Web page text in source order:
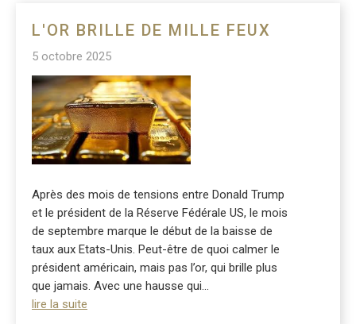
L'OR BRILLE DE MILLE FEUX
5 octobre 2025
Après des mois de tensions entre Donald Trump
et le président de la Réserve Fédérale US, le mois
de septembre marque le début de la baisse de
taux aux Etats-Unis. Peut-être de quoi calmer le
président américain, mais pas l’or, qui brille plus
que jamais. Avec une hausse qui...
lire la suite